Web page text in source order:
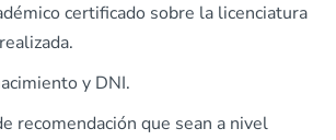
certificado sobre la licenciatura
y DNI.
recomendación que sean a nivel